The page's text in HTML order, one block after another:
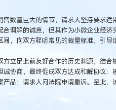
数量巨大的情节，请求人坚持要求
调解的诚意，但其作为小微企业经济
，向双方释明常见的裁量标准，引导
立足此前友好合作的历史渊源，结
协商，最终促成双方达成和解协议
品；请求人向法院申请撤诉。至此，